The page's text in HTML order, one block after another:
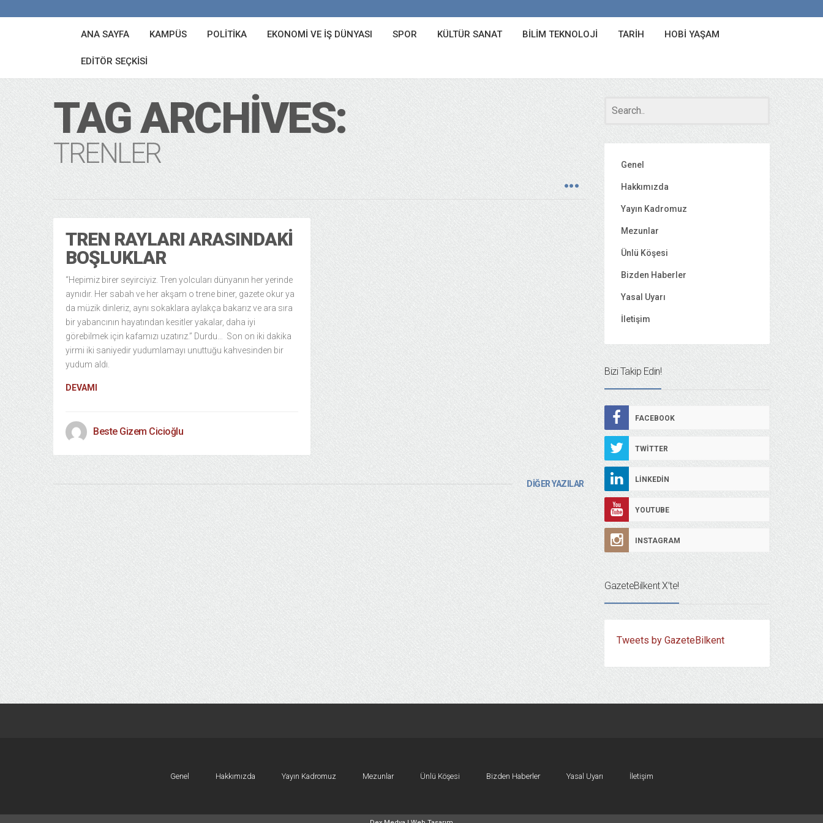
ANA SAYFA KAMPÜS POLITIKA EKONOMI VE İŞ DÜNYASI SPOR KÜLTÜR SANAT BILIM TEKNOLOJI TARIH HOBI YAŞAM
EDITÖR SEÇKISI
TAG ARCHIVES:
TRENLER
TREN RAYLARI ARASINDAKI
BOŞLUKLAR
“Hepimiz birer seyirciyiz. Tren yolcuları dünyanın her yerinde
aynıdır. Her sabah ve her akşam o trene biner, gazete okur ya
da müzik dinleriz, aynı sokaklara aylakça bakarız ve ara sıra
bir yabancının hayatından kesitler yakalar, daha iyi
görebilmek için kafamızı uzatırız.” Durdu… Son on iki dakika
yirmi iki saniyedir yudumlamayı unuttuğu kahvesinden bir
yudum aldı.
DEVAMI
Beste Gizem Cicioğlu
DİĞER YAZILAR
Genel
Hakkımızda
Yayın Kadromuz
Mezunlar
Ünlü Köşesi
Bizden Haberler
Yasal Uyarı
İletişim
Bizi Takip Edin!
FACEBOOK
TWITTER
LINKEDIN
YOUTUBE
INSTAGRAM
GazeteBilkent X’te!
Tweets by GazeteBilkent
Genel Hakkımızda Yayın Kadromuz Mezunlar Ünlü Köşesi Bizden Haberler Yasal Uyarı İletişim